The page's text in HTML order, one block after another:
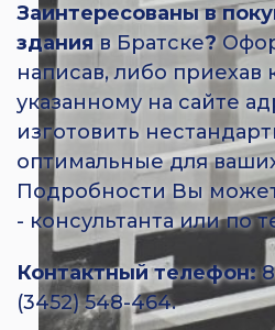
Заинтересованы в
здания в Братске?
написав, либо приехав
указанному на сайте
изготовить
оптимальные для
Подробности Вы
- консультанта или по
Контактный телефон:
(3452) 548-464.